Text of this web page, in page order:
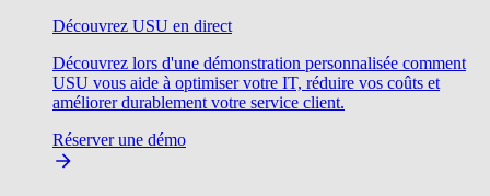
Découvrez USU en direct
Découvrez lors d'une démonstration personnalisée comment
USU vous aide à optimiser votre IT, réduire vos coûts et
améliorer durablement votre service client.
Réserver une démo